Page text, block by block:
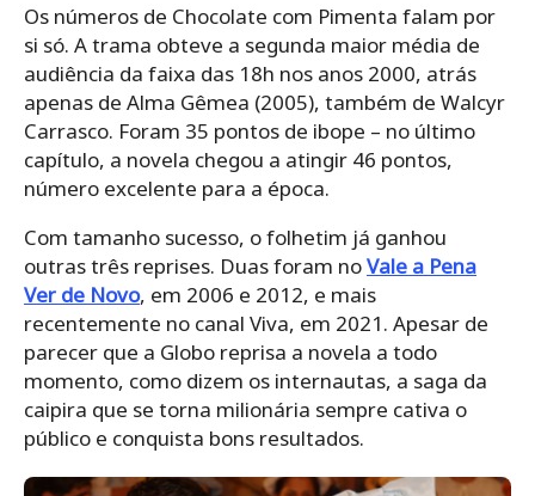
Os números de Chocolate com Pimenta falam por
si só. A trama obteve a segunda maior média de
audiência da faixa das 18h nos anos 2000, atrás
apenas de Alma Gêmea (2005), também de Walcyr
Carrasco. Foram 35 pontos de ibope – no último
capítulo, a novela chegou a atingir 46 pontos,
número excelente para a época.
Com tamanho sucesso, o folhetim já ganhou
outras três reprises. Duas foram noVale a Pena
Ver de Novo, em 2006 e 2012, e mais
recentemente no canal Viva, em 2021. Apesar de
parecer que a Globo reprisa a novela a todo
momento, como dizem os internautas, a saga da
caipira que se torna milionária sempre cativa o
público e conquista bons resultados.